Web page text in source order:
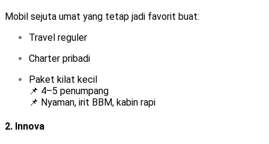
Mobil sejuta umat yang tetap jadi favorit buat:
Travel reguler
Charter pribadi
Paket kilat kecil
📌 4–5 penumpang
📌 Nyaman, irit BBM, kabin rapi
2. Innova